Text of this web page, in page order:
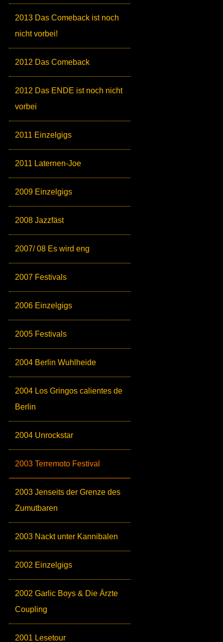
2013 Das Comeback ist noch
nicht vorbei!
2012 Das Comeback
2012 Das ENDE ist noch nicht
vorbei
2011 Einzelgigs
2011 Laternen-Joe
2009 Einzelgigs
2008 Jazzfäst
2007/ 08 Es wird eng
2007 Festivals
2006 Einzelgigs
2005 Festivals
2004 Berlin Wuhlheide
2004 Los Gringos calientes de
Berlin
2004 Unrockstar
2003 Terremoto Festival
2003 Jenseits der Grenze des
Zumutbaren
2003 Nackt unter Kannibalen
2002 Einzelgigs
2002 Garlic Boys & Die Ärzte
Coupling
2001 Lesetour